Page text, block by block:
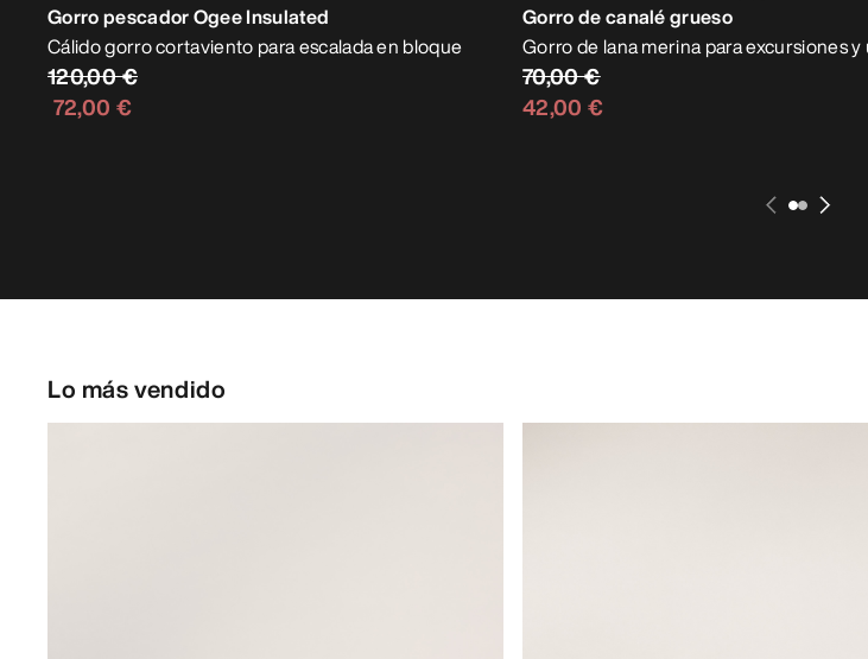
Gorro pescador Ogee Insulated
Cálido gorro cortaviento para escalada en bloque
120,00 €
72,00 €
Gorro de canalé grueso
Gorro de lana merina para excursiones
70,00 €
42,00 €
Lo más vendido